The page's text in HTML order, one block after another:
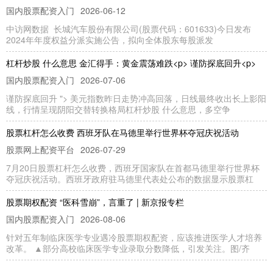
国内股票配资入门 2026-06-12
中访网数据 长城汽车股份有限公司(股票代码：601633)今日发布
2024年年度权益分派实施公告，拟向全体股东每股派发
杠杆炒股 什么意思 金汇得手：黄金震荡难跌<p> 谨防探底回升<p>
国内股票配资入门 2026-07-06
谨防探底回升 "> 美元指数昨日走势冲高回落，日线最终收出长上影阳
线，行情呈现阴阳交替转换格局杠杆炒股 什么意思，多空争
股票杠杆怎么收费 西班牙队在马德里举行世界杯夺冠庆祝活动
股票网上配资平台 2026-07-29
7月20日股票杠杆怎么收费，西班牙国家队在首都马德里举行世界杯
夺冠庆祝活动。西班牙政府驻马德里代表处公布的数据显示股票杠
股票期权配资 “医科雪崩”，言重了 | 新京报专栏
国内股票配资入门 2026-08-06
针对五年制临床医学专业遇冷股票期权配资，应该推进医学人才培养
改革。 ▲部分高校临床医学专业录取分数降低，引发关注。图/齐